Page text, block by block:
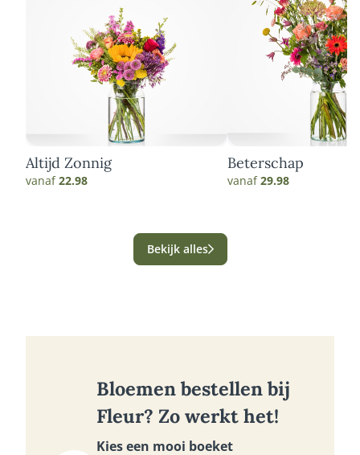
Altijd Zonnig
vanaf22.98
Beterschap
vanaf29.98
Bekijk alles
Bloemen bestellen bij
Fleur? Zo werkt het!
Kies een mooi boeket